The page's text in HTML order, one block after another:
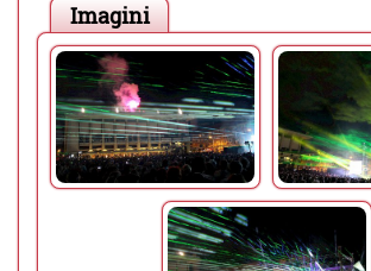
Imagini